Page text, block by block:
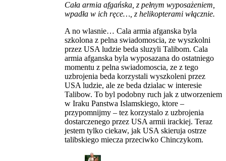
Cała armia afgańska, z pełnym wyposażeniem,
wpadła w ich ręce…, z helikopterami włącznie.
A no wlasnie… Cala armia afganska byla
szkolona z pelna swiadomoscia, ze wyszkolni
przez USA ludzie beda sluzyli Talibom. Cala
armia afganska byla wyposazana do ostatniego
momentu z pelna swiadomoscia, ze z tego
uzbrojenia beda korzystali wyszkoleni przez
USA ludzie, ale ze beda dzialac w interesie
Talibow. To byl podobny ruch jak z utworzeniem
w Iraku Panstwa Islamskiego, ktore –
przypomnijmy – tez korzystalo z uzbrojenia
dostarczenego przez USA armii irackiej. Teraz
jestem tylko ciekaw, jak USA skieruja ostrze
talibskiego miecza przeciwko Chinczykom.